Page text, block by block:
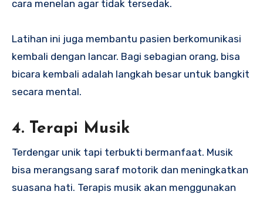
cara menelan agar tidak tersedak.
Latihan ini juga membantu pasien berkomunikasi
kembali dengan lancar. Bagi sebagian orang, bisa
bicara kembali adalah langkah besar untuk bangkit
secara mental.
4. Terapi Musik
Terdengar unik tapi terbukti bermanfaat. Musik
bisa merangsang saraf motorik dan meningkatkan
suasana hati. Terapis musik akan menggunakan